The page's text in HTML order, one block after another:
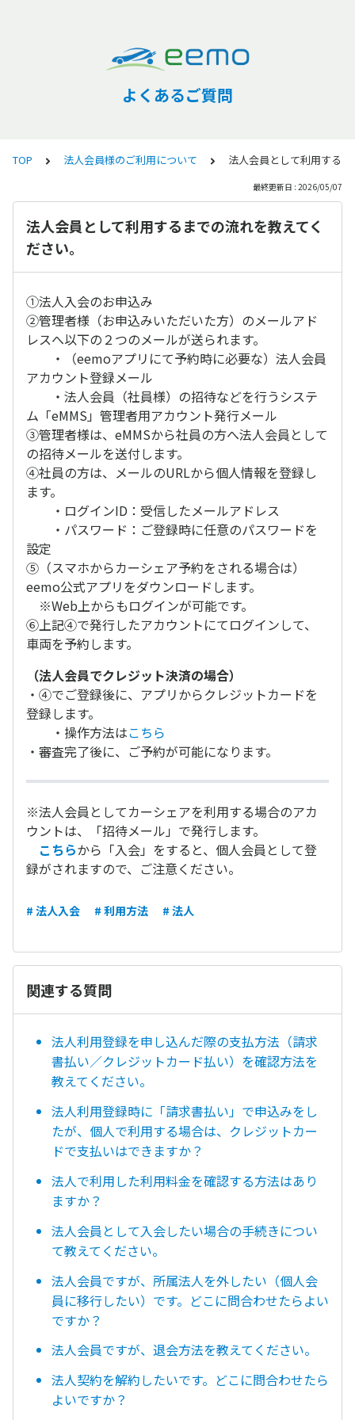
よくあるご質問
TOP 法人会員様のご利用について 法人会員として利用する
最終更新日 : 2026/05/07
法人会員として利用するまでの流れを教えてく
ださい。
①法人入会のお申込み
②管理者様（お申込みいただいた方）のメールアド
レスへ以下の２つのメールが送られます。
・（eemoアプリにて予約時に必要な）法人会員
アカウント登録メール
・法人会員（社員様）の招待などを行うシステ
ム「eMMS」管理者用アカウント発行メール
③管理者様は、eMMSから社員の方へ法人会員として
の招待メールを送付します。
④社員の方は、メールのURLから個人情報を登録し
ます。
・ログインID：受信したメールアドレス
・パスワード：ご登録時に任意のパスワードを
設定
⑤（スマホからカーシェア予約をされる場合は）
eemo公式アプリをダウンロードします。
※Web上からもログインが可能です。
⑥上記④で発行したアカウントにてログインして、
車両を予約します。
（法人会員でクレジット決済の場合）
・④でご登録後に、アプリからクレジットカードを
登録します。
・操作方法はこちら
・審査完了後に、ご予約が可能になります。
※法人会員としてカーシェアを利用する場合のアカ
ウントは、「招待メール」で発行します。
こちらから「入会」をすると、個人会員として登
録がされますので、ご注意ください。
# 法人入会 # 利用方法 # 法人
関連する質問
法人利用登録を申し込んだ際の支払方法（請求
書払い／クレジットカード払い）を確認方法を
教えてください。
法人利用登録時に「請求書払い」で申込みをし
たが、個人で利用する場合は、クレジットカー
ドで支払いはできますか？
法人で利用した利用料金を確認する方法はあり
ますか？
法人会員として入会したい場合の手続きについ
て教えてください。
法人会員ですが、所属法人を外したい（個人会
員に移行したい）です。どこに問合わせたらよい
ですか？
法人会員ですが、退会方法を教えてください。
法人契約を解約したいです。どこに問合わせたら
よいですか？